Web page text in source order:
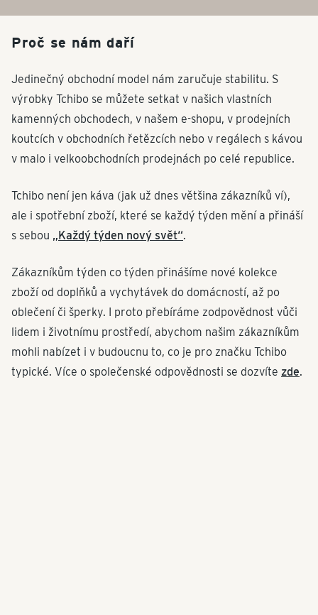
Proč se nám daří
Jedinečný obchodní model nám zaručuje stabilitu. S
výrobky Tchibo se můžete setkat v našich vlastních
kamenných obchodech, v našem e-shopu, v prodejních
koutcích v obchodních řetězcích nebo v regálech s kávou
v malo i velkoobchodních prodejnách po celé republice.
Tchibo není jen káva (jak už dnes většina zákazníků ví),
ale i spotřební zboží, které se každý týden mění a přináší
s sebou „Každý týden nový svět“.
Zákazníkům týden co týden přinášíme nové kolekce
zboží od doplňků a vychytávek do domácností, až po
oblečení či šperky. I proto přebíráme zodpovědnost vůči
lidem i životnímu prostředí, abychom našim zákazníkům
mohli nabízet i v budoucnu to, co je pro značku Tchibo
typické. Více o společenské odpovědnosti se dozvíte zde.